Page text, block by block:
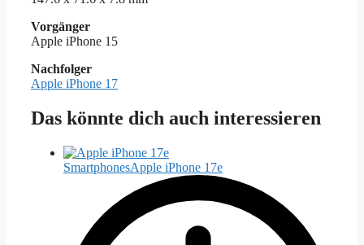
Vorgänger
Apple iPhone 15
Nachfolger
Apple iPhone 17
Das könnte dich auch interessieren
SmartphonesApple iPhone 17e